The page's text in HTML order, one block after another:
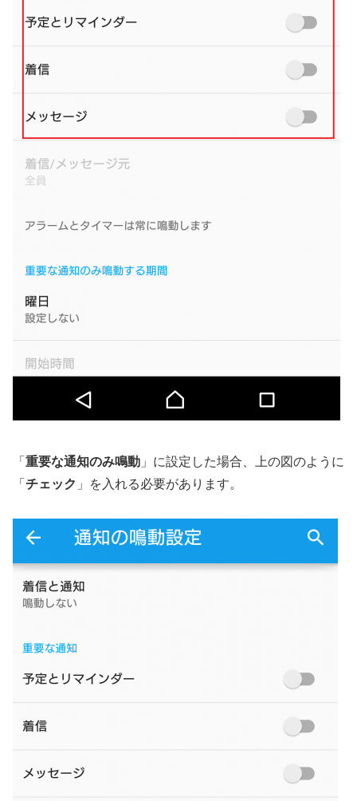
「 重要な通知のみ鳴動 」に設定した場合、上の図のように
「 チェック 」を入れる必要があります。